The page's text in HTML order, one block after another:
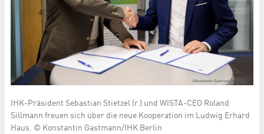
IHK-Präsident Sebastian Stietzel (r.) und WISTA-CEO Roland
Sillmann freuen sich über die neue Kooperation im Ludwig Erhard
Haus. © Konstantin Gastmann/IHK Berlin